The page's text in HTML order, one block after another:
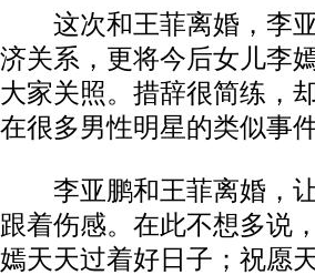
这次和王菲离婚，李亚
济关系，更将今后女儿李
大家关照。措辞很简练，
在很多男性明星的类似事
李亚鹏和王菲离婚，让
跟着伤感。在此不想多说
嫣天天过着好日子；祝愿